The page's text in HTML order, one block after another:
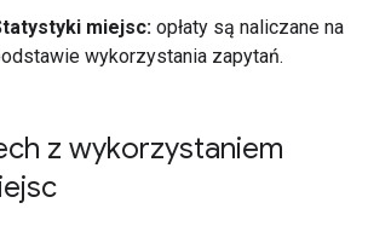
miejsc: opłaty są naliczane na
wykorzystania zapytań.
z wykorzystaniem